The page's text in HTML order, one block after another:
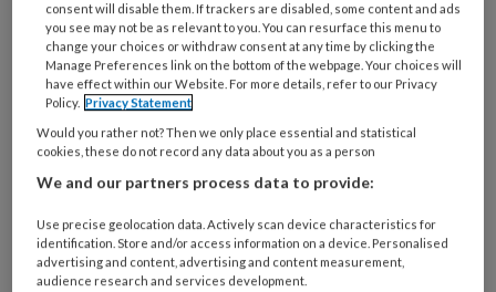
duidelijk overzicht van de verschillende
programma’s waarmee de tandarts kan
werken. Om de patiënt zich zo ontspannen
mogelijk in de stoel te laten voelen, volgt het
ontwerp het lichaam van de patiënt en biedt
deze optimale ondersteuning.
consent will disable them. If trackers are disabled, some content and ads
you see may not be as relevant to you. You can resurface this menu to
change your choices or withdraw consent at any time by clicking the
Manage Preferences link on the bottom of the webpage. Your choices will
have effect within our Website. For more details, refer to our Privacy
Policy. Privacy Statement
Would you rather not? Then we only place essential and statistical
cookies, these do not record any data about you as a person
We and our partners process data to provide:
Use precise geolocation data. Actively scan device characteristics for
identification. Store and/or access information on a device. Personalised
advertising and content, advertising and content measurement,
audience research and services development.